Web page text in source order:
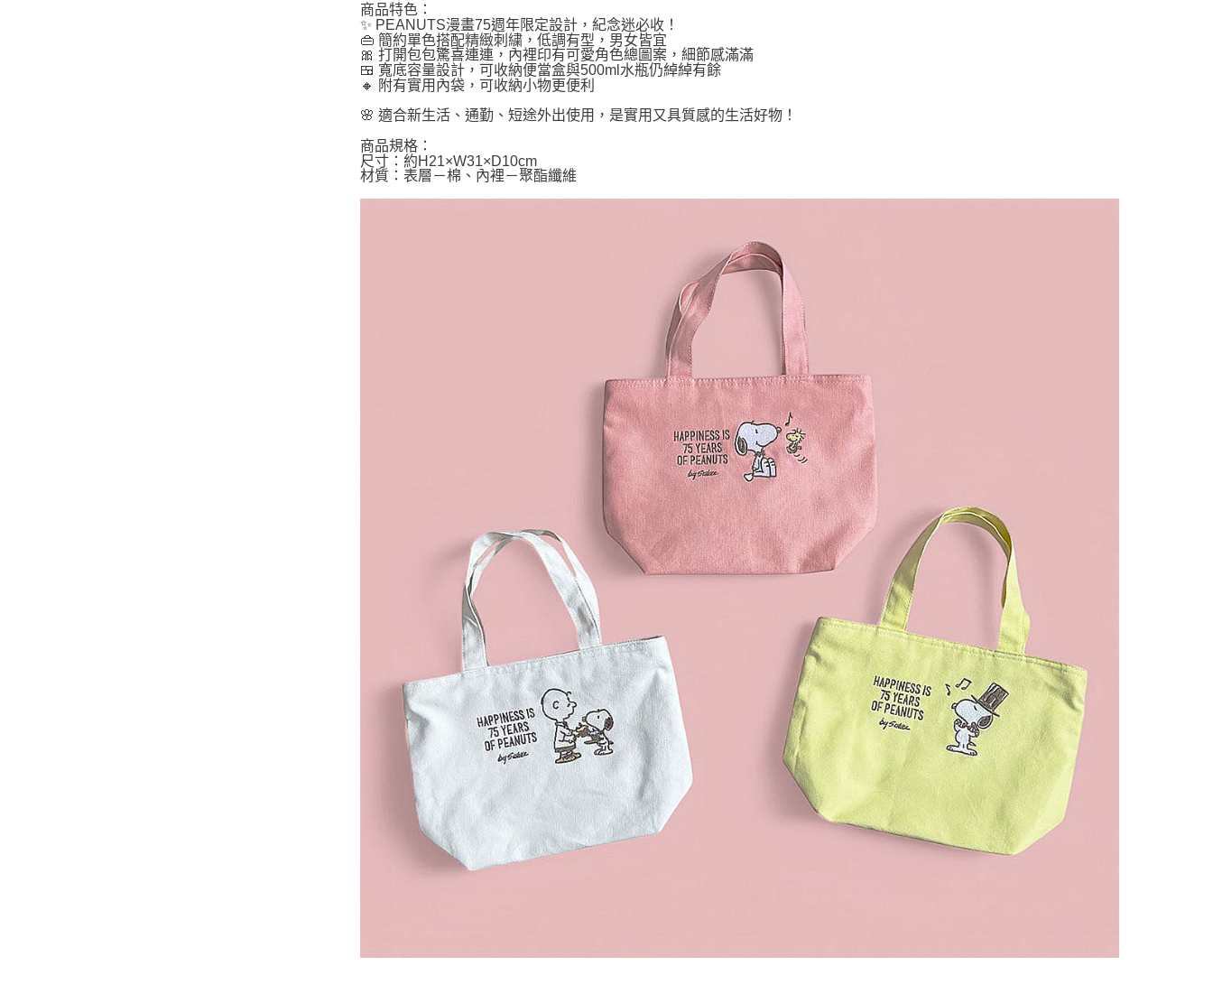
商品特色：
✨ PEANUTS漫畫75週年限定設計，紀念迷必收！
👜 簡約單色搭配精緻刺繍，低調有型，男女皆宜
🎀 打開包包驚喜連連，內裡印有可愛角色總圖案，細節感滿滿
🍱 寬底容量設計，可收納便當盒與500ml水瓶仍綽綽有餘
🔸 附有實用內袋，可收納小物更便利
🌸 適合新生活、通勤、短途外出使用，是實用又具質感的生活好物！
商品規格：
尺寸：約H21×W31×D10cm
材質：表層－棉、內裡－聚酯纖維